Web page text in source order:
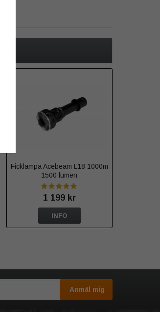
Ficklampa Acebeam L18 1000m
1500 lumen
1 199 kr
INFO
Anmäl mig